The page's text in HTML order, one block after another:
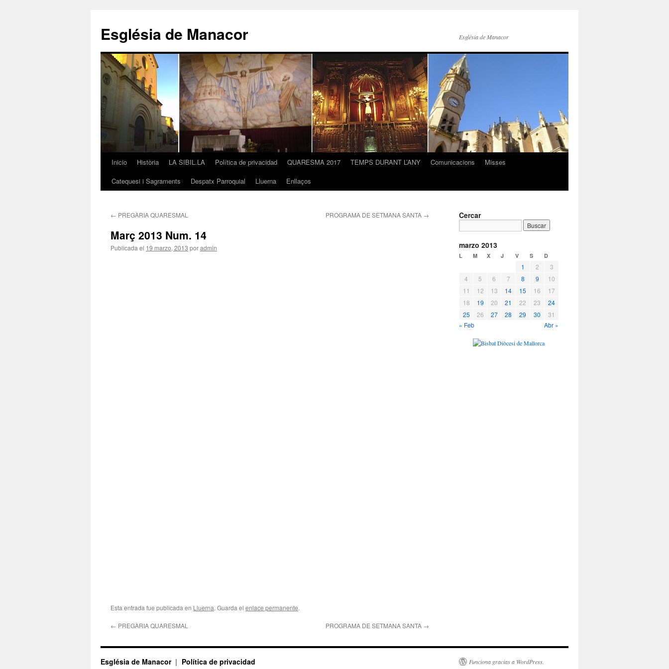
contenido
Església de Manacor Església de Manacor
Inicio Història LA SIBIL.LA Política de privacidad QUARESMA 2017 TEMPS DURANT L’ANY Comunicacions
Misses
Catequesi i Sagraments
Despatx Parroquial Lluerna Enllaços
← PREGÀRIA QUARESMAL PROGRAMA DE SETMANA SANTA →
Març 2013 Num. 14
Publicada el 19 marzo, 2013 poradmin
Esta entrada fue publicada en Lluerna. Guarda el enlace permanente.
← PREGÀRIA QUARESMAL PROGRAMA DE SETMANA SANTA →
Cercar
marzo 2013
L M X J V S D
1 2
3
4
5 6 7 8 9
10
11
12 13 14 15 16
17
18
19 20 21 22 23
24
25
26 27 28 29 30
31
« Feb
Abr »
Església de Manacor Política de privacidad Funciona gracias a WordPress.